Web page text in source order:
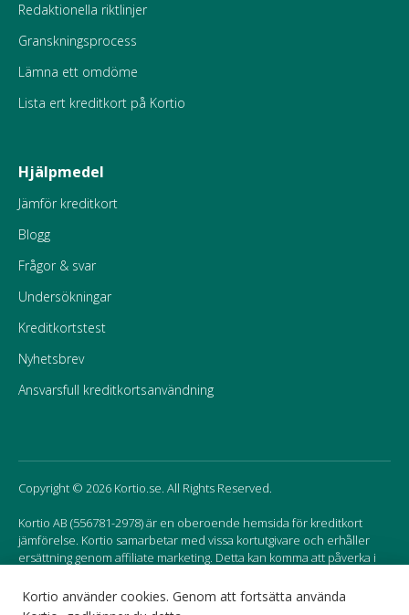
Kortio använder cookies. Genom att fortsätta använda
Redaktionella riktlinjer
Granskningsprocess
Lämna ett omdöme
Lista ert kreditkort på Kortio
Hjälpmedel
Jämför kreditkort
Blogg
Frågor & svar
Undersökningar
Kreditkortstest
Nyhetsbrev
Ansvarsfull kreditkortsanvändning
Copyright © 2026 Kortio.se. All Rights Reserved.
Kortio AB (556781-2978) är en oberoende hemsida för kreditkort
jämförelse. Kortio samarbetar med vissa kortutgivare och erhåller
ersättning genom affiliate marketing. Detta kan komma att påverka i